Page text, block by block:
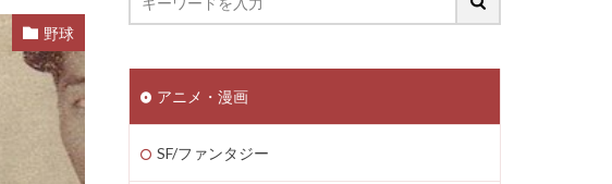
野球
アニメ・漫画
SF/ファンタジー